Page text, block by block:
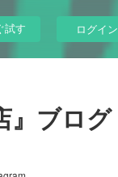
試す ログイン
』ブログ